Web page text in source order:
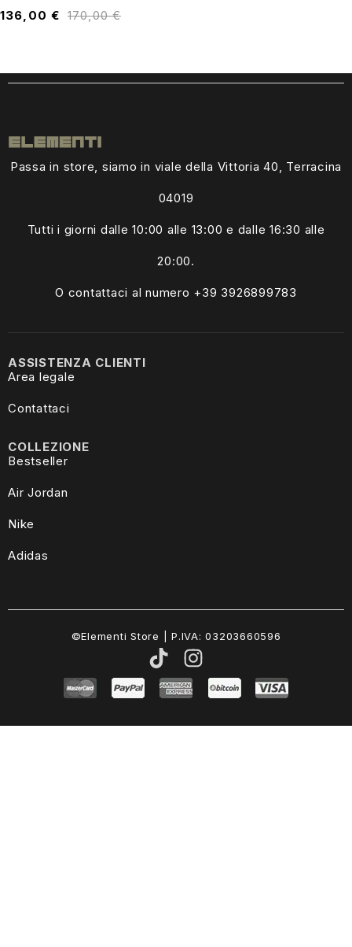
170,00€
136,00 €
Passa in store, siamo in viale della Vittoria 40, Terracina
04019
Tutti i giorni dalle10:00 alle 13:00 e dalle 16:30 alle
20:00.
O contattaci al numero +39 3926899783
COLLEZIONE
Bestseller
Air Jordan
Nike
Adidas
ASSISTENZA CLIENTI
Area legale
Contattaci
©Elementi Store | P.IVA: 03203660596